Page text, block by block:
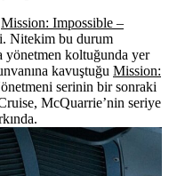
Mission: Impossible –
Nitekim bu durum
yönetmen koltuğunda yer
kavuştuğu Mission:
serinin bir sonraki
, McQuarrie’nin seriye